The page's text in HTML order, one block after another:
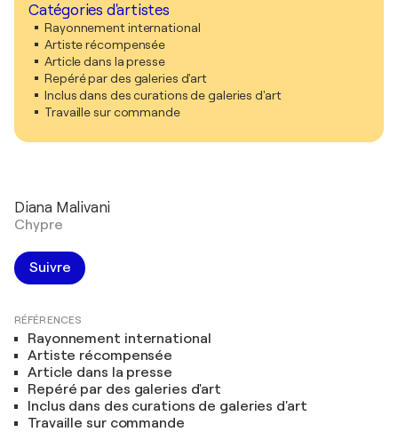
Catégories d'artistes
Rayonnement international
Artiste récompensée
Article dans la presse
Repéré par des galeries d'art
Inclus dans des curations de galeries d'art
Travaille sur commande
Diana Malivani
Chypre
Suivre
RÉFÉRENCES
Rayonnement international
Artiste récompensée
Article dans la presse
Repéré par des galeries d'art
Inclus dans des curations de galeries d'art
Travaille sur commande